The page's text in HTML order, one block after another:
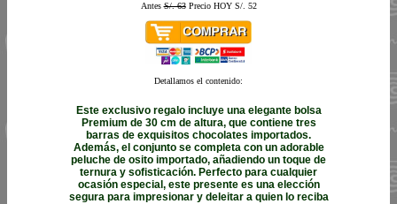
AntesS/. 63Precio HOY S/. 52
Detallamos el contenido:
Este exclusivo regalo incluye una elegante bolsa
Premium de 30 cm de altura, que contiene tres
barras de exquisitos chocolates importados.
Además, el conjunto se completa con un adorable
peluche de osito importado, añadiendo un toque de
ternura y sofisticación. Perfecto para cualquier
ocasión especial, este presente es una elección
segura para impresionar y deleitar a quien lo reciba